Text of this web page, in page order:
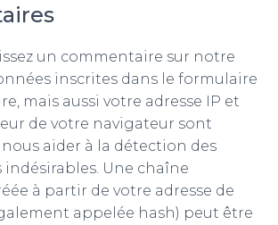
un commentaire sur notre
inscrites dans le formulaire
mais aussi votre adresse IP et
de votre navigateur sont
aider à la détection des
Une chaîne
à partir de votre adresse de
appelée hash) peut être